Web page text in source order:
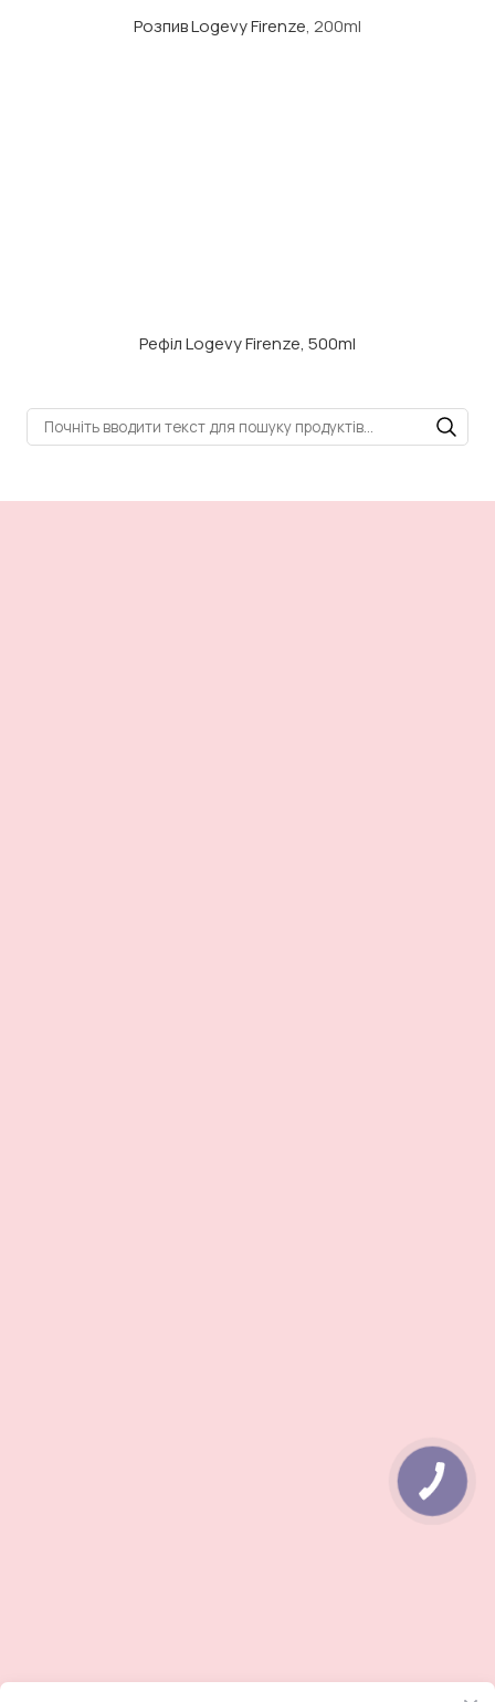
Розпив Logevy Firenze, 200ml
Рефіл Logevy Firenze, 500ml